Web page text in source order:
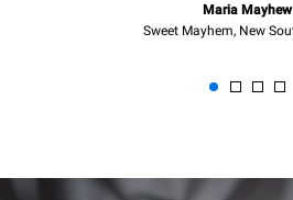
Maria Mayhew
Sweet Mayhem, New